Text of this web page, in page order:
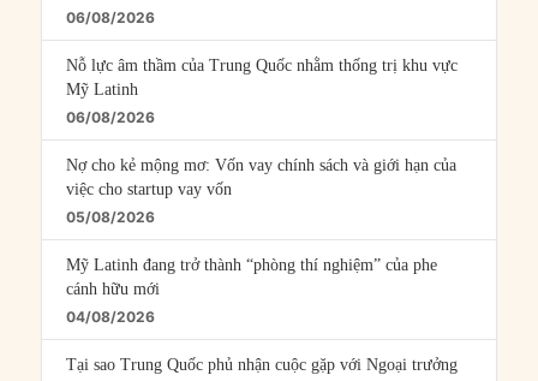
06/08/2026
Nỗ lực âm thầm của Trung Quốc nhằm thống trị khu vực
Mỹ Latinh
06/08/2026
Nợ cho kẻ mộng mơ: Vốn vay chính sách và giới hạn của
việc cho startup vay vốn
05/08/2026
Mỹ Latinh đang trở thành “phòng thí nghiệm” của phe
cánh hữu mới
04/08/2026
Tại sao Trung Quốc phủ nhận cuộc gặp với Ngoại trưởng